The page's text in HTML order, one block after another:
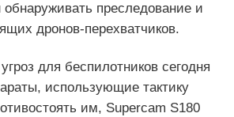
преследование и
дронов-перехватчиков.
для беспилотников сегодня
использующие тактику
им, Supercam S180